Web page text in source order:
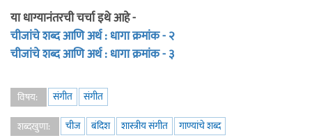
या धाग्यानंतरची चर्चा इथे आहे -
चीजांचे शब्द आणि अर्थ : धागा क्रमांक - २
चीजांचे शब्द आणि अर्थ : धागा क्रमांक - ३
विषय: संगीत
संगीत
शब्दखुणा:
चीज बंदिश शास्त्रीय संगीत गाण्यांचे शब्द